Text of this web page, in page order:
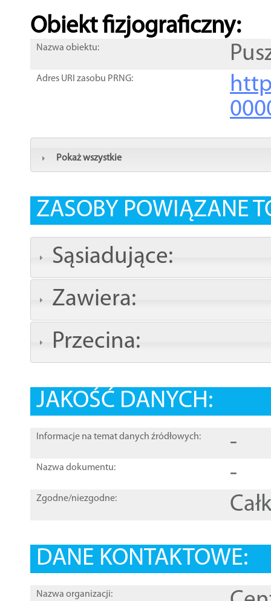
Obiekt fizjograficzny:
Nazwa obiektu:
Adres URI zasobu PRNG:
Pokaż wszystkie
ZASOBY POWIĄZANE
Sąsiadujące:
Zawiera:
Przecina:
JAKOŚĆ DANYCH:
Informacje na temat danych źródłowych: -
Nazwa dokumentu: -
Zgodne/niezgodne:
DANE KONTAKTOWE:
Nazwa organizacji: